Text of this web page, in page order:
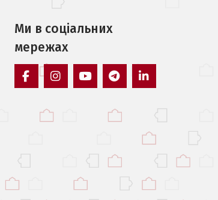
Ми в соцiальних
мережах